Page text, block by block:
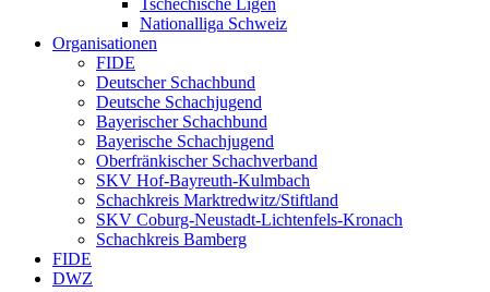
Tschechische Ligen
Nationalliga Schweiz
Organisationen
FIDE
Deutscher Schachbund
Deutsche Schachjugend
Bayerischer Schachbund
Bayerische Schachjugend
Oberfränkischer Schachverband
SKV Hof-Bayreuth-Kulmbach
Schachkreis Marktredwitz/Stiftland
SKV Coburg-Neustadt-Lichtenfels-Kronach
Schachkreis Bamberg
FIDE
DWZ